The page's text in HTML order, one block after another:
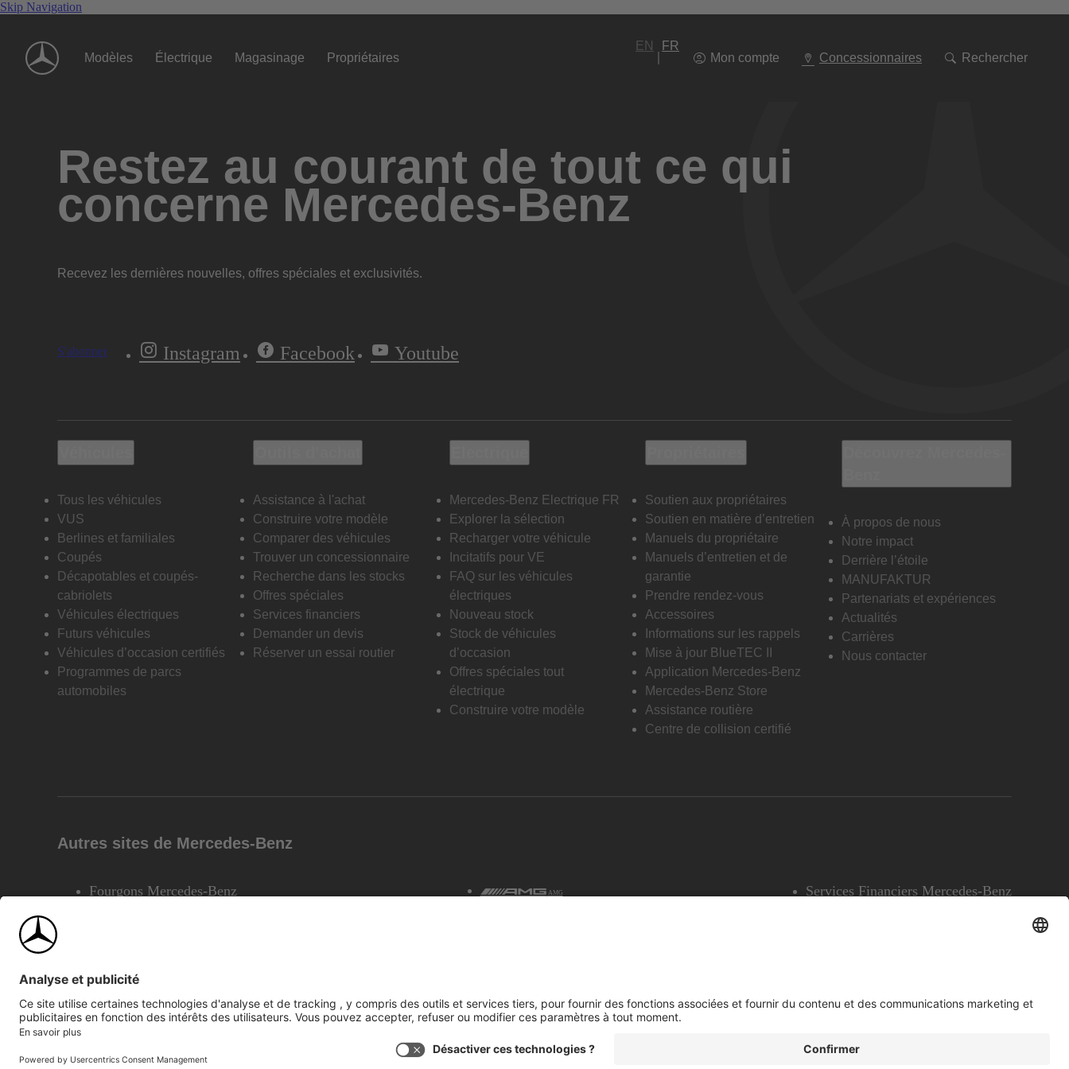
Skip Navigation
Modèles Électrique Magasinage Propriétaires
EN
FR
Mon compte
Concessionnaires Rechercher
à
Restez au courant de tout ce qui
concerne Mercedes-Benz
Recevez les dernières nouvelles, offres spéciales et exclusivités.
S'abonner Instagram Facebook Youtube
Tous les véhicules
VUS
Berlines et familiales
Coupés
Décapotables et coupés-
cabriolets
Véhicules électriques
Futurs véhicules
Véhicules d’occasion certifiés
Programmes de parcs
automobiles
Assistance à l'achat
Construire votre modèle
Comparer des véhicules
Trouver un concessionnaire
Recherche dans les stocks
Offres spéciales
Services financiers
Demander un devis
Réserver un essai routier
Mercedes-Benz Electrique FR
Explorer la sélection
Recharger votre véhicule
Incitatifs pour VE
FAQ sur les véhicules
électriques
Nouveau stock
Stock de véhicules
d’occasion
Offres spéciales tout
électrique
Construire votre modèle
Soutien aux propriétaires
Soutien en matière d’entretien
Manuels du propriétaire
Manuels d’entretien et de
garantie
Prendre rendez-vous
Accessoires
Informations sur les rappels
Mise à jour BlueTEC II
Application Mercedes-Benz
Mercedes-Benz Store
Assistance routière
Centre de collision certifié
À propos de nous
Notre impact
Derrière l’étoile
MANUFAKTUR
Partenariats et expériences
Actualités
Carrières
Nous contacter
Autres sites de Mercedes-Benz
Fourgons Mercedes-Benz AMG Services Financiers Mercedes-Benz
©2026 Mercedes-Benz Canada Inc.